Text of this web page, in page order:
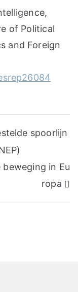
of Political
and Foreign
spoorlijn
in Eu
ropa